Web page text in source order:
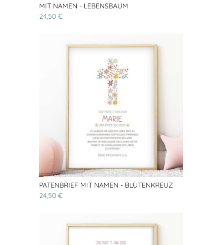
MIT NAMEN - LEBENSBAUM
24,50 €
PATENBRIEF MIT NAMEN - BLÜTENKREUZ
24,50 €